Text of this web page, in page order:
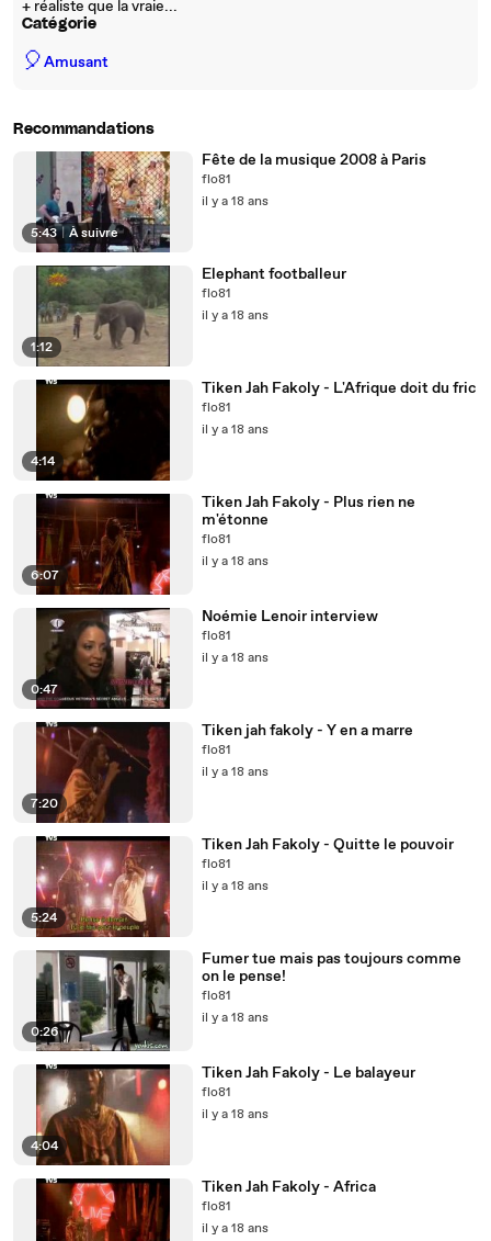
+ réaliste que la vraie...
Catégorie
🎈Amusant
Recommandations
5:43 | À suivre
Fête de la musique 2008 à Paris
flo81
il y a 18 ans
1:12
Elephant footballeur
flo81
il y a 18 ans
4:14
Tiken Jah Fakoly - L'Afrique doit du fric
flo81
il y a 18 ans
6:07
Tiken Jah Fakoly - Plus rien ne
m'étonne
flo81
il y a 18 ans
0:47
Noémie Lenoir interview
flo81
il y a 18 ans
7:20
Tiken jah fakoly - Y en a marre
flo81
il y a 18 ans
5:24
Tiken Jah Fakoly - Quitte le pouvoir
flo81
il y a 18 ans
0:26
Fumer tue mais pas toujours comme
on le pense!
flo81
il y a 18 ans
4:04
Tiken Jah Fakoly - Le balayeur
flo81
il y a 18 ans
Tiken Jah Fakoly - Africa
flo81
il y a 18 ans